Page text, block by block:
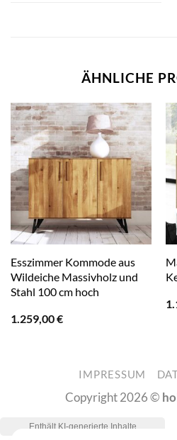
ÄHNLICHE
Esszimmer Kommode aus
Wildeiche Massivholz und
Stahl 100 cm hoch
1.259,00€
IMPRESSUM
Copyright 2026 ©